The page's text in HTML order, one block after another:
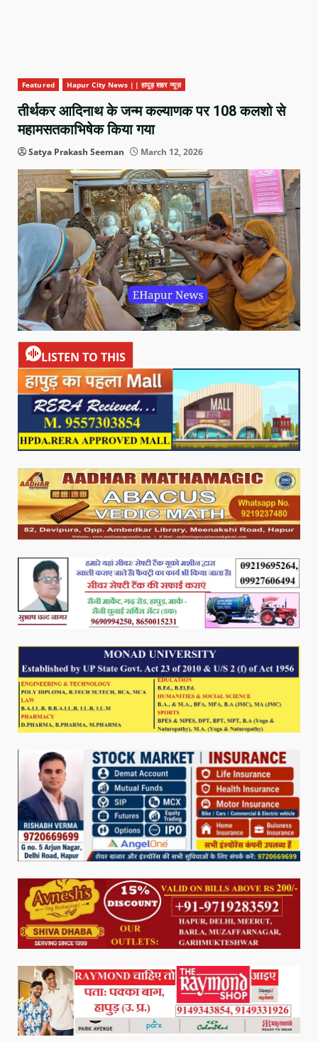
Featured Hapur City News || हापुड़ शहर न्यूज़
तीर्थकर आदिनाथ के जन्म कल्याणक पर 108 कलशो से
महामसतकाभिषेक किया गया
Satya Prakash Seeman March 12, 2026
LISTEN TO THIS